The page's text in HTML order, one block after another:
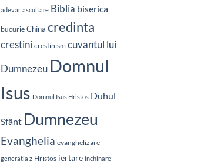
L
pe
avea
loc
în
orașului
adevar ascultare Biblia biserica
bucurie China credinta
crestini crestinism cuvantul lui
Dumnezeu Domnul
Isus Domnul Isus Hristos Duhul
Sfânt Dumnezeu
Evanghelia evanghelizare
generatia z Hristos iertare inchinare